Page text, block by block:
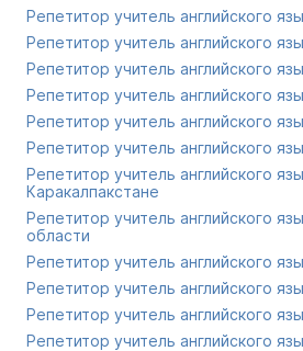
Репетитор учитель английского
Репетитор учитель английского
Репетитор учитель английского
Репетитор учитель английского
Репетитор учитель английского
Репетитор учитель английского
Репетитор учитель английского
Каракалпакстане
Репетитор учитель английского
области
Репетитор учитель английского
Репетитор учитель английского
Репетитор учитель английского
Репетитор учитель английского